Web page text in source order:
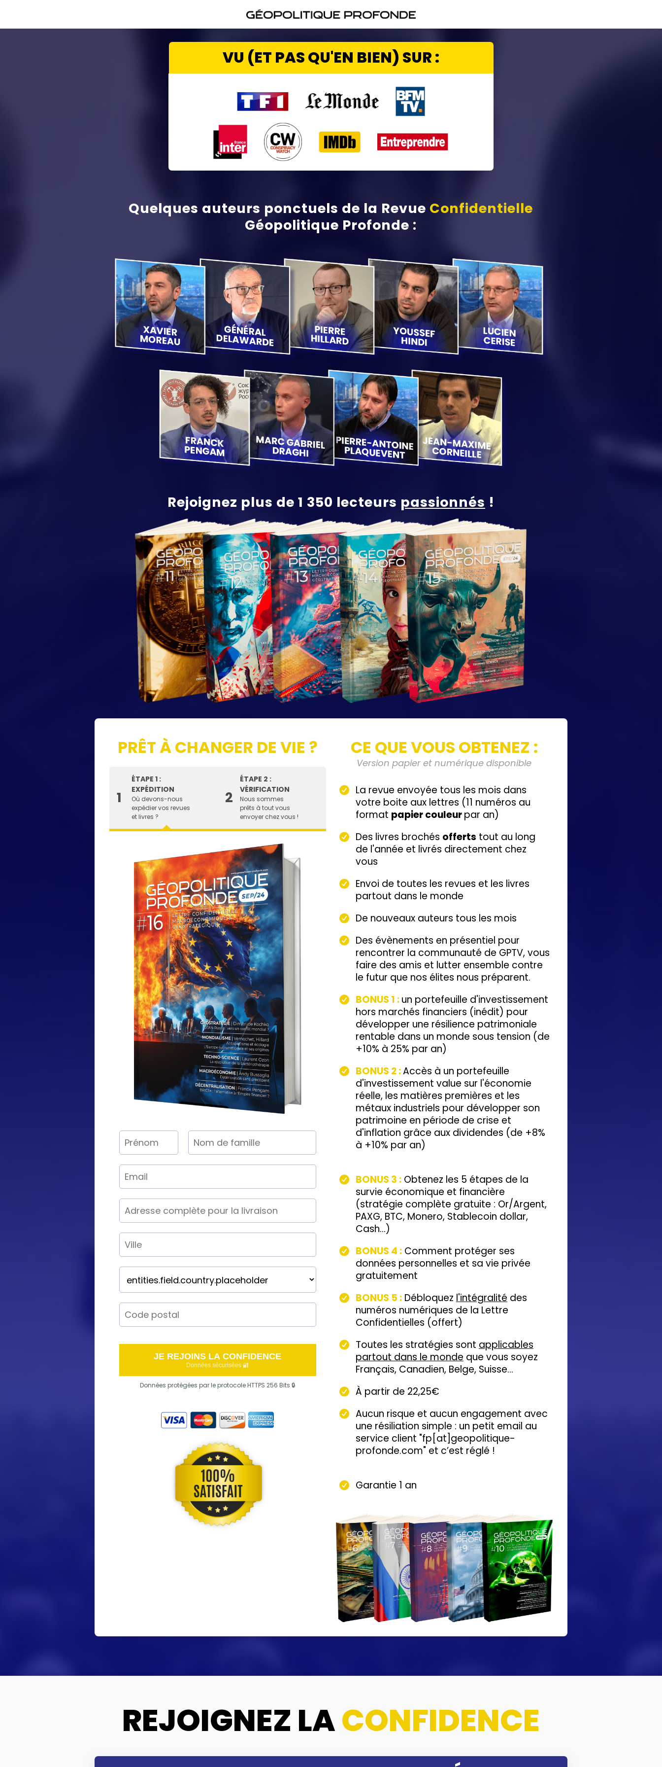
VU (ET PAS QU'EN BIEN) SUR :
Quelques auteurs ponctuels de la Revue Confidentielle
Géopolitique Profonde :
Rejoignez plus de 1 350 lecteurs passionnés !
PRÊT À CHANGER DE VIE ?
1
ÉTAPE 1 :
EXPÉDITION
Où devons-nous
expédier vos revues
et livres ?
2
ÉTAPE 2 :
VÉRIFICATION
Nous sommes
prêts à tout vous
envoyer chez vous !
JE REJOINS LA CONFIDENCE
Données sécurisées 🔐
Données protégées par le protocole HTTPS 256 Bits 🔒
CE QUE VOUS OBTENEZ :
Version papier et numérique disponible
La revue envoyée tous les mois dans
votre boite aux lettres (11 numéros au
format papier couleurpar an)
Des livres brochés offerts tout au long
de l'année et livrés directement chez
vous
Envoi de toutes les revues et les livres
partout dans le monde
De nouveaux auteurs tous les mois
Des évènements en présentiel pour
rencontrer la communauté de GPTV, vous
faire des amis et lutter ensemble contre
le futur que nos élites nous préparent.
BONUS 1 :un portefeuille d'investissement
hors marchés financiers (inédit) pour
développer une résilience patrimoniale
rentable dans un monde sous tension (de
+10% à 25% par an)
BONUS 2 :Accès à un portefeuille
d'investissement value sur l'économie
réelle, les matières premières et les
métaux industriels pour développer son
patrimoine en période de crise et
d'inflation grâce aux dividendes (de +8%
à +10% par an)
BONUS 3 :Obtenez les 5 étapes de la
survie économique et financière
(stratégie complète gratuite : Or/Argent,
PAXG, BTC, Monero, Stablecoin dollar,
Cash...)
BONUS 4 :Comment protéger ses
données personnelles et sa vie privée
gratuitement
BONUS 5 :Débloquez l'intégralité des
numéros numériques de la Lettre
Confidentielles (offert)
Toutes les stratégies sont applicables
partout dans le monde que vous soyez
Français, Canadien, Belge, Suisse...
À partir de 22,25€
Aucun risque et aucun engagement avec
une résiliation simple : un petit email au
service client "fp[at]geopolitique-
profonde.com" et c’est réglé !
Garantie 1 an
REJOIGNEZ LACONFIDENCE